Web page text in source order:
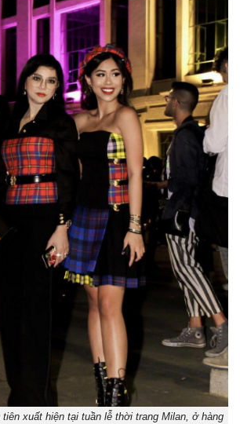
tiên xuất hiện tại tuần lễ thời trang Milan, ở hàng